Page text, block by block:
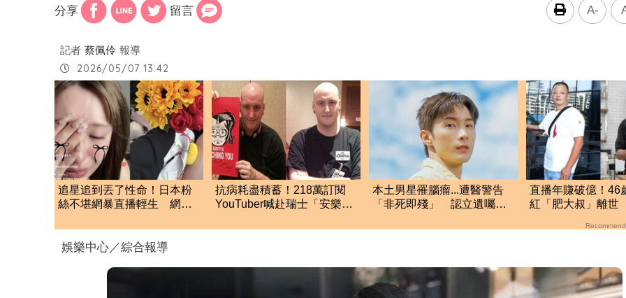
分享 留言 A-
記者 蔡佩伶 報導
2026/05/07 13:42
追星追到丟了性命！日本粉
絲不堪網暴直播輕生 網友
抗病耗盡積蓄！218萬訂閱
YouTuber喊赴瑞士「安樂
本土男星罹腦瘤...遭醫警告
「非死即殘」 認立遺囑：
直播年賺破億！46
紅「肥大叔」離
娛樂中心／綜合報導